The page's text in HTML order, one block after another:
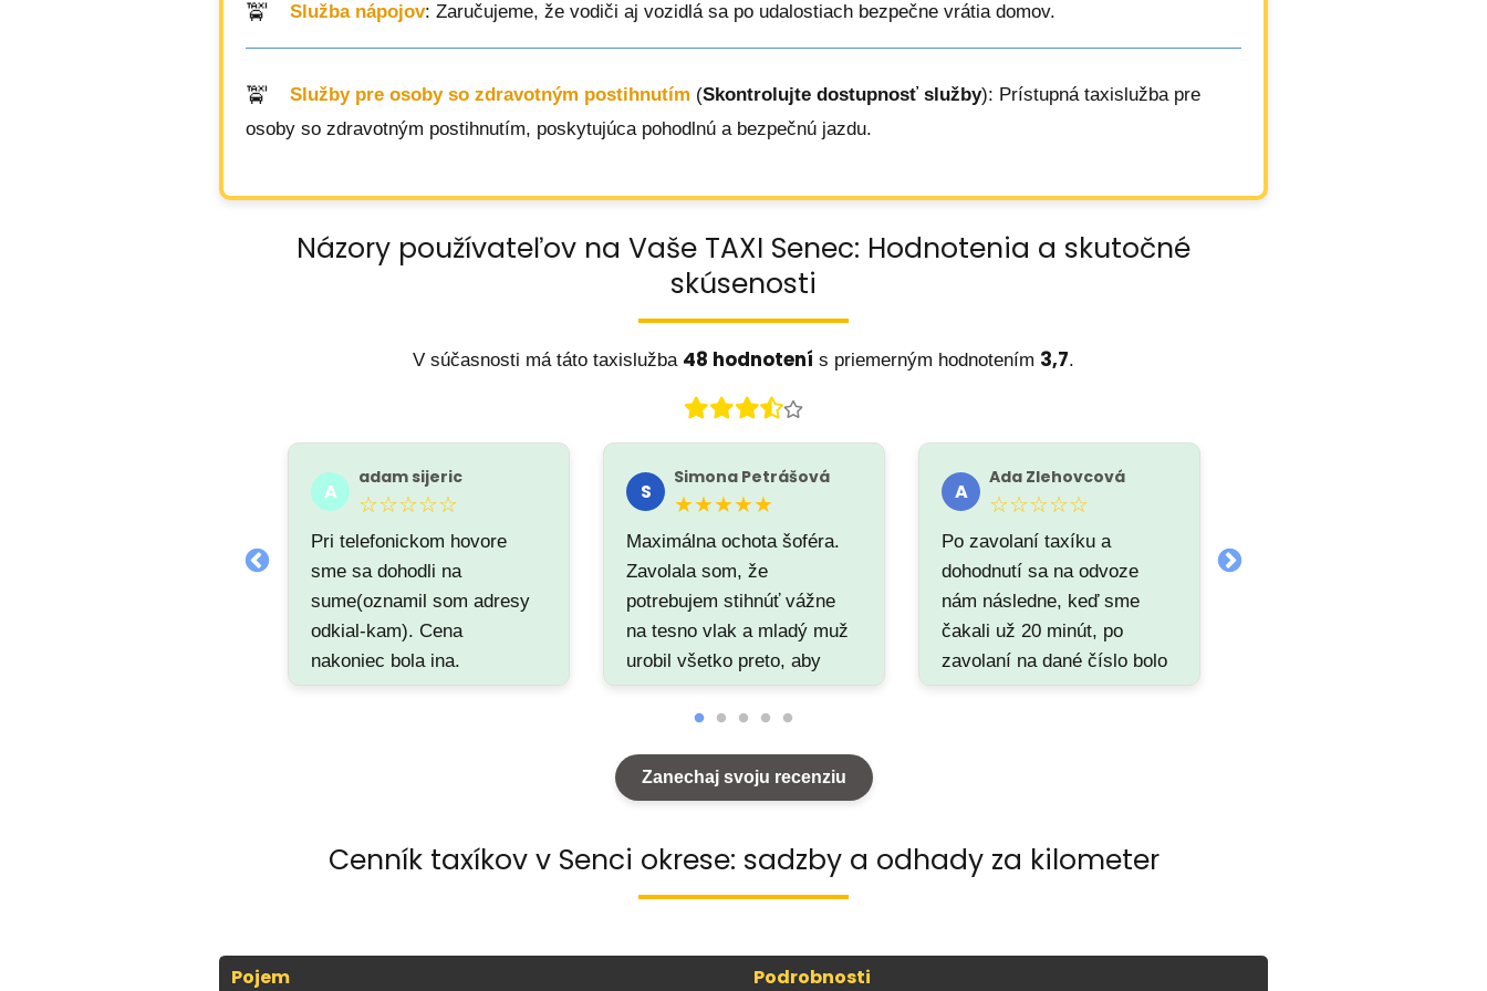
Služba nápojov: Zaručujeme, že vodiči aj vozidlá sa po udalostiach bezpečne vrátia domov.
Služby pre osoby so zdravotným postihnutím (Skontrolujte dostupnosť služby): Prístupná taxislužba pre
osoby so zdravotným postihnutím, poskytujúca pohodlnú a bezpečnú jazdu.
Názory používateľov na Vaše TAXI Senec: Hodnotenia a skutočné
skúsenosti
V súčasnosti má táto taxislužba 48 hodnotení s priemerným hodnotením 3,7.
A
adam sijeric
☆☆☆☆☆
Pri telefonickom hovore
sme sa dohodli na
sume(oznamil som adresy
odkial-kam). Cena
nakoniec bola ina.
S
Simona Petrášová
★★★★★
Maximálna ochota šoféra.
Zavolala som, že
potrebujem stihnúť vážne
na tesno vlak a mladý muž
urobil všetko preto, aby
sme ho stihli. A stihli sme
🙂 Cena ma síce fakt
prekvapila, z logistického
centra na stanicu 8€ ale ok
A
Ada Zlehovcová
☆☆☆☆☆
Po zavolaní taxíku a
dohodnutí sa na odvoze
nám následne, keď sme
čakali už 20 minút, po
zavolaní na dané číslo bolo
povedané, že sme si
Zanechaj svoju recenziu
Cenník taxíkov v Senci okrese: sadzby a odhady za kilometer
Pojem Podrobnosti